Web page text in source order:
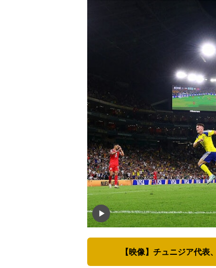
【映像】チュニジア代